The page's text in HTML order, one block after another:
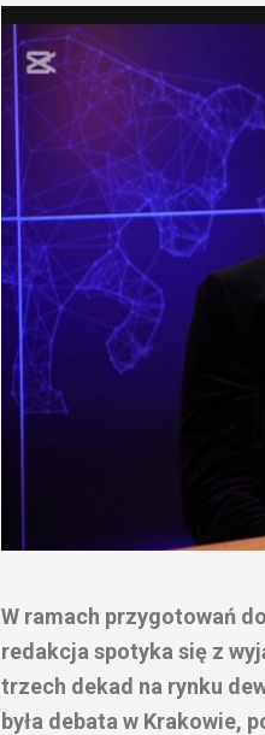
W ramach przygotowań
redakcja spotyka się z
trzech dekad na rynku
była debata w Krakowie,